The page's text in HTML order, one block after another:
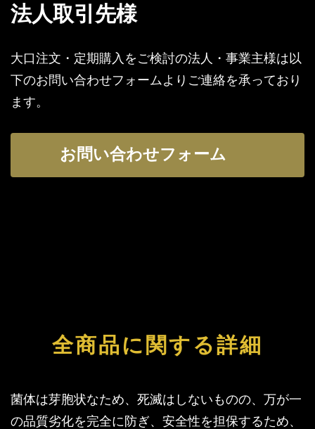
法人取引先様
大口注文・定期購入をご検討の法人・事業主様は以
下のお問い合わせフォームよりご連絡を承っており
ます。
お問い合わせフォーム
全商品に関する詳細
菌体は芽胞状なため、死滅はしないものの、万が一
の品質劣化を完全に防ぎ、安全性を担保するため、